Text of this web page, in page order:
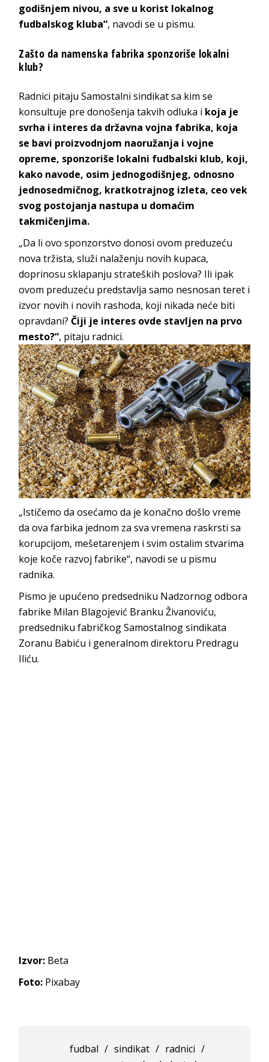
godišnjem nivou, a sve u korist lokalnog
fudbalskog kluba“, navodi se u pismu.
Zašto da namenska fabrika sponzoriše lokalni
klub?
Radnici pitaju Samostalni sindikat sa kim se
konsultuje pre donošenja takvih odluka i koja je
svrha i interes da državna vojna fabrika, koja
se bavi proizvodnjom naoružanja i vojne
opreme, sponzoriše lokalni fudbalski klub, koji,
kako navode, osim jednogodišnjeg, odnosno
jednosedmičnog, kratkotrajnog izleta, ceo vek
svog postojanja nastupa u domaćim
takmičenjima.
„Da li ovo sponzorstvo donosi ovom preduzeću
nova tržista, služi nalaženju novih kupaca,
doprinosu sklapanju strateških poslova? Ili ipak
ovom preduzeću predstavlja samo nesnosan teret i
izvor novih i novih rashoda, koji nikada neće biti
opravdani? Čiji je interes ovde stavljen na prvo
mesto?“, pitaju radnici.
„Ističemo da osećamo da je konačno došlo vreme
da ova farbika jednom za sva vremena raskrsti sa
korupcijom, mešetarenjem i svim ostalim stvarima
koje koče razvoj fabrike“, navodi se u pismu
radnika.
Pismo je upućeno predsedniku Nadzornog odbora
fabrike Milan Blagojević Branku Živanoviću,
predsedniku fabričkog Samostalnog sindikata
Zoranu Babiću i generalnom direktoru Predragu
Iliću.
Izvor: Beta
Foto: Pixabay
fudbal / sindikat / radnici /